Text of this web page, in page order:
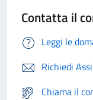
Contatta il
Leggi le
Richiedi
Chiama il